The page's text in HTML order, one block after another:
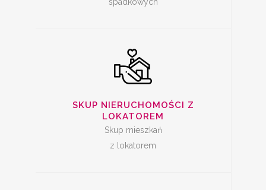
SKUP NIERUCHOMOŚCI Z
LOKATOREM
Skup mieszkań
z lokatorem
SZYBKA SPRZEDAŻ
MIESZKANIA